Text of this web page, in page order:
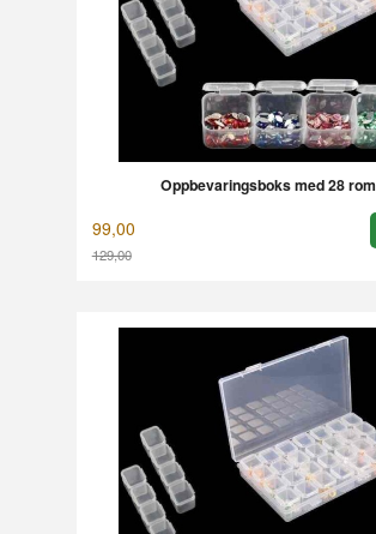
Oppbevaringsboks med 28 rom
99,00
129,00